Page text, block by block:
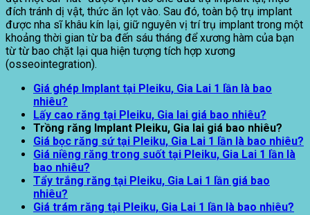
đích tránh dị vật, thức ăn lọt vào. Sau đó, toàn bộ trụ implant
được nha sĩ khâu kín lại, giữ nguyên vị trí trụ implant trong một
khoảng thời gian từ ba đến sáu tháng để xương hàm của bạn
từ từ bao chặt lại qua hiện tượng tích hợp xương
(osseointegration).
Giá ghép Implant tại Pleiku, Gia Lai 1 lần là bao
nhiêu?
Lấy cao răng tại Pleiku, Gia lai giá bao nhiêu?
Trồng răng Implant Pleiku, Gia lai giá bao nhiêu?
Giá bọc răng sứ tại Pleiku, Gia Lai 1 lần là bao nhiêu?
Giá niềng răng trong suốt tại Pleiku, Gia Lai 1 lần là
bao nhiêu?
Tẩy trắng răng tại Pleiku, Gia Lai 1 lần giá bao
nhiêu?
Giá trám răng tại Pleiku, Gia Lai 1 lần là bao nhiêu?